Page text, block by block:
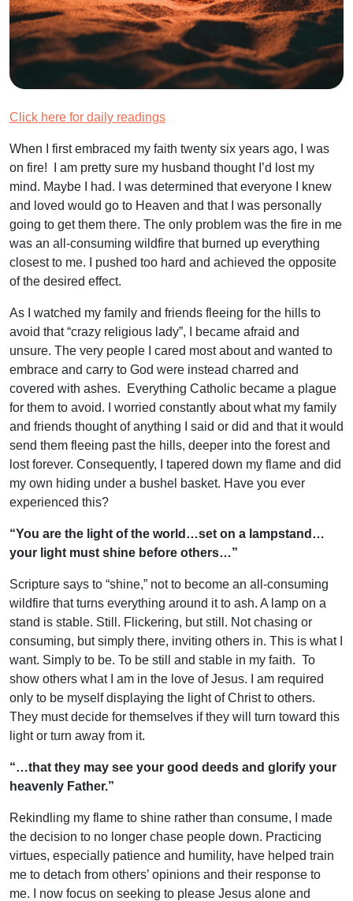
Click here for daily readings
When I first embraced my faith twenty six years ago, I was
on fire! I am pretty sure my husband thought I’d lost my
mind. Maybe I had. I was determined that everyone I knew
and loved would go to Heaven and that I was personally
going to get them there. The only problem was the fire in me
was an all-consuming wildfire that burned up everything
closest to me. I pushed too hard and achieved the opposite
of the desired effect.
As I watched my family and friends fleeing for the hills to
avoid that “crazy religious lady”, I became afraid and
unsure. The very people I cared most about and wanted to
embrace and carry to God were instead charred and
covered with ashes. Everything Catholic became a plague
for them to avoid. I worried constantly about what my family
and friends thought of anything I said or did and that it would
send them fleeing past the hills, deeper into the forest and
lost forever. Consequently, I tapered down my flame and did
my own hiding under a bushel basket. Have you ever
experienced this?
“You are the light of the world…set on a lampstand…
your light must shine before others…”
Scripture says to “shine,” not to become an all-consuming
wildfire that turns everything around it to ash. A lamp on a
stand is stable. Still. Flickering, but still. Not chasing or
consuming, but simply there, inviting others in. This is what I
want. Simply to be. To be still and stable in my faith. To
show others what I am in the love of Jesus. I am required
only to be myself displaying the light of Christ to others.
They must decide for themselves if they will turn toward this
light or turn away from it.
“…that they may see your good deeds and glorify your
heavenly Father.”
Rekindling my flame to shine rather than consume, I made
the decision to no longer chase people down. Practicing
virtues, especially patience and humility, have helped train
me to detach from others’ opinions and their response to
me. I now focus on seeking to please Jesus alone and